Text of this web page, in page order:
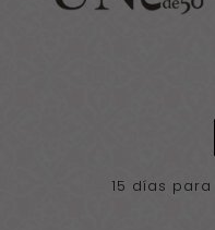
15 días